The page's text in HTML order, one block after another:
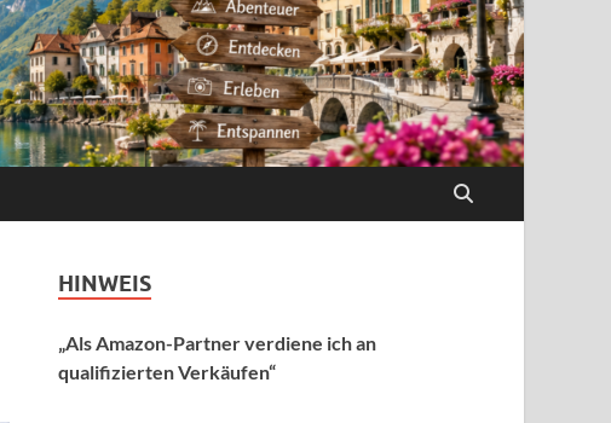
HINWEIS
„Als Amazon-Partner verdiene ich an
qualifizierten Verkäufen“